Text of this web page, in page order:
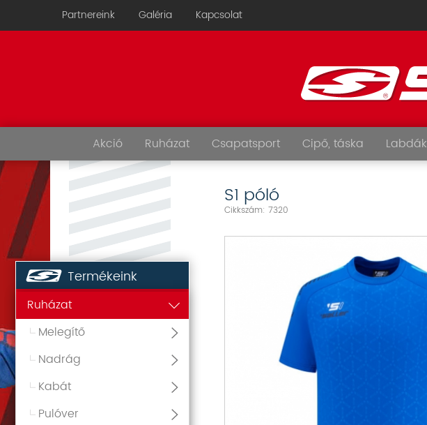
Partnereink Galéria Kapcsolat
Akció Ruházat Csapatsport Cipő, táska Labdák
Termékeink
Ruházat
Melegítő
Nadrág
Kabát
Pulóver
S1 póló
Cikkszám: 7320